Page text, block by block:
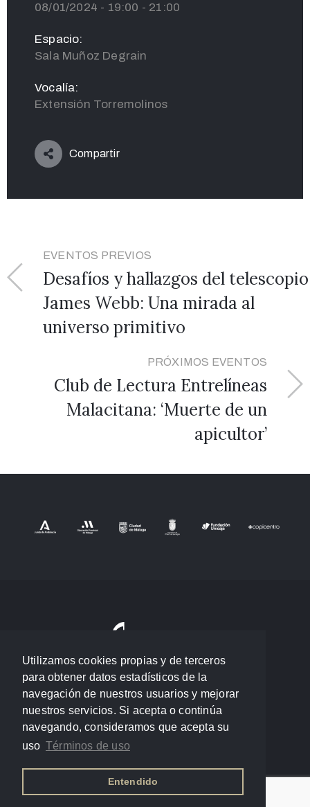
Utilizamos cookies propias y de terceros
para obtener datos estadísticos de la
navegación de nuestros usuarios y mejorar
nuestros servicios. Si acepta o continúa
navegando, consideramos que acepta su
uso Términos de uso
Entendido
08/01/2024 - 19:00 - 21:00
Espacio:
Sala Muñoz Degrain
Vocalía:
Extensión Torremolinos
Compartir
EVENTOS PREVIOS
Desafíos y hallazgos del telescopio
James Webb: Una mirada al
universo primitivo
PRÓXIMOS EVENTOS
Club de Lectura Entrelíneas
Malacitana: ‘Muerte de un
apicultor’
Política de privacidad